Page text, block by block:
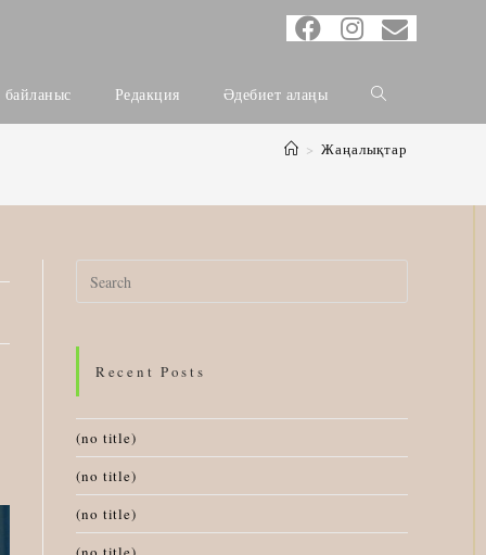
байланыс Редакция Әдебиет алаңы
> Жаңалықтар
Recent Posts
(no title)
(no title)
(no title)